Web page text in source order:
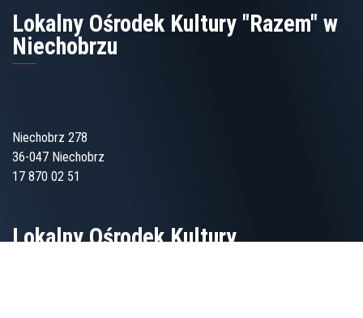
Lokalny Ośrodek Kultury "Razem" w
Niechobrzu
Niechobrz 278
36-047 Niechobrz
17 870 02 51
Lokalny Ośrodek Kultury